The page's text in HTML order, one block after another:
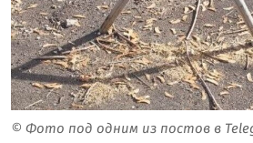
© Фото под одним из постов в